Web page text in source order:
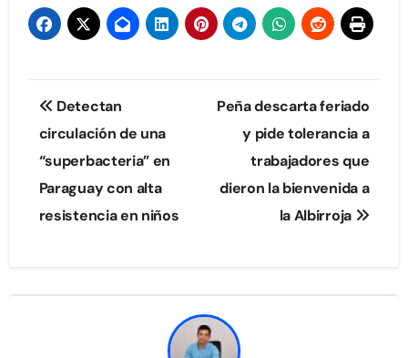
Navegación
de
entradas
Detectan
circulación de una
“superbacteria” en
Paraguay con alta
resistencia en niños
Peña descarta feriado
y pide tolerancia a
trabajadores que
dieron la bienvenida a
la Albirroja